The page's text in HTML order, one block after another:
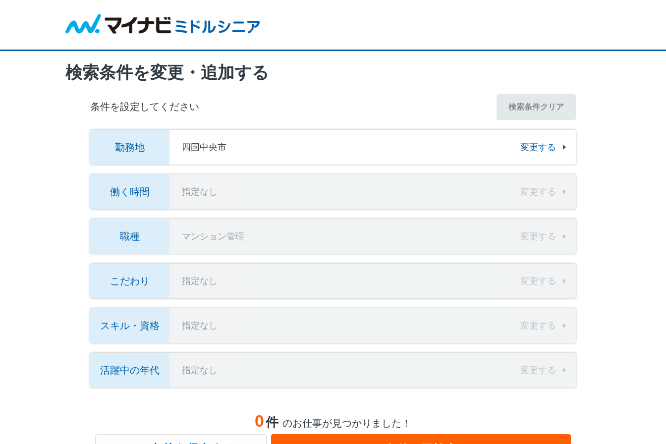
検索条件を変更・追加する
条件を設定してください 検索条件クリア
勤務地 四国中央市 変更する
働く時間 指定なし 変更する
職種 マンション管理 変更する
こだわり 指定なし 変更する
スキル・資格 指定なし 変更する
活躍中の年代 指定なし 変更する
0件 のお仕事が見つかりました！